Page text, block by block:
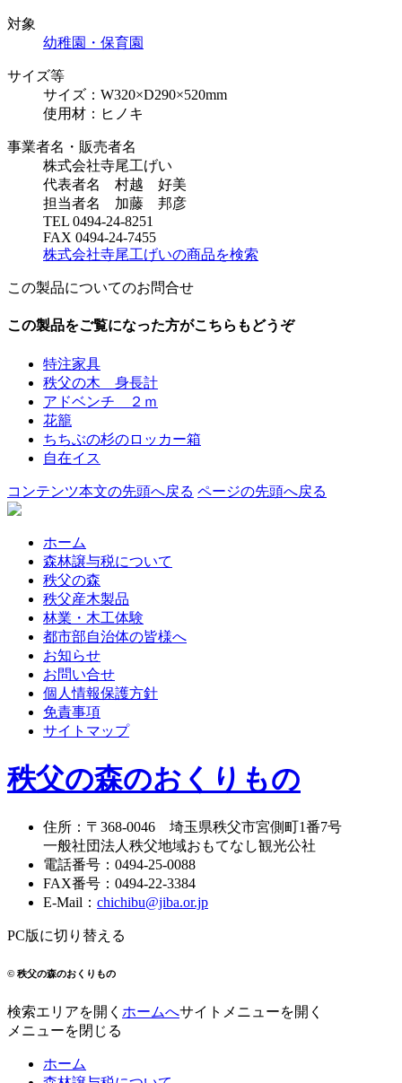
対象
幼稚園・保育園
サイズ等
サイズ：W320×D290×520mm
使用材：ヒノキ
事業者名・販売者名
株式会社寺尾工げい
代表者名 村越 好美
担当者名 加藤 邦彦
TEL 0494-24-8251
FAX 0494-24-7455
株式会社寺尾工げいの商品を検索
この製品についてのお問合せ
この製品をご覧になった方がこちらもどうぞ
特注家具
秩父の木 身長計
アドベンチ ２ｍ
花籠
ちちぶの杉のロッカー箱
自在イス
コンテンツ本文の先頭へ戻る ページの先頭へ戻る
ホーム
森林譲与税について
秩父の森
秩父産木製品
林業・木工体験
都市部自治体の皆様へ
お知らせ
お問い合せ
個人情報保護方針
免責事項
サイトマップ
秩父の森のおくりもの
住所 ： 〒368-0046 埼玉県秩父市宮側町1番7号
一般社団法人秩父地域おもてなし観光公社
電話番号 ： 0494-25-0088
FAX番号 ： 0494-22-3384
E-Mail ： chichibu@jiba.or.jp
PC版に切り替える
© 秩父の森のおくりもの
検索エリアを開く ホームへサイトメニューを開く
メニューを閉じる
ホーム